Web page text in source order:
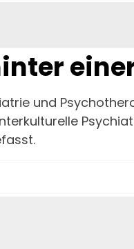
und